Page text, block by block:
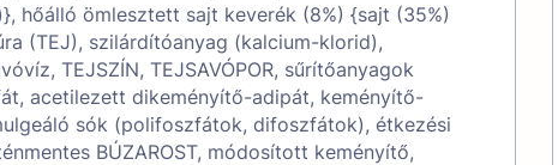
hőálló ömlesztett sajt keverék (8%) {sajt (35%)
(TEJ), szilárdítóanyag (kalcium-klorid),
TEJSZÍN, TEJSAVÓPOR, sűrítőanyagok
acetilezett dikeményítő-adipát, keményítő-
sók (polifoszfátok, difoszfátok), étkezési
BÚZAROST, módosított keményítő,